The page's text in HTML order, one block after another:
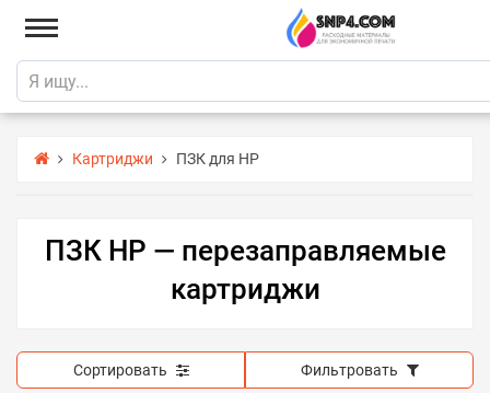
Картриджи ПЗК для HP
ПЗК HP — перезаправляемые
картриджи
Сортировать Фильтровать